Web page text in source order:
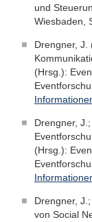
und
Wiesbaden,
Drengner, J.
(Hrsg.):
Drengner,
(Hrsg.):
Drengner,
von Social